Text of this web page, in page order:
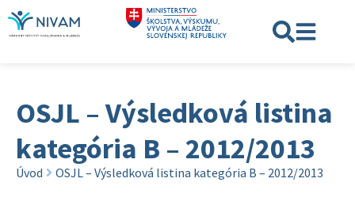
OSJL – Výsledková listina
kategória B – 2012/2013
Úvod OSJL – Výsledková listina kategória B – 2012/2013